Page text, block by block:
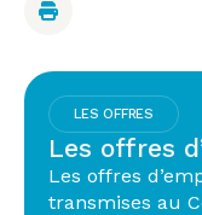
LES OFFRES
Les offres
Les offres
transmises au